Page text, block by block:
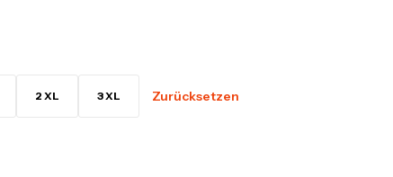
2 XL 3 XL Zurücksetzen